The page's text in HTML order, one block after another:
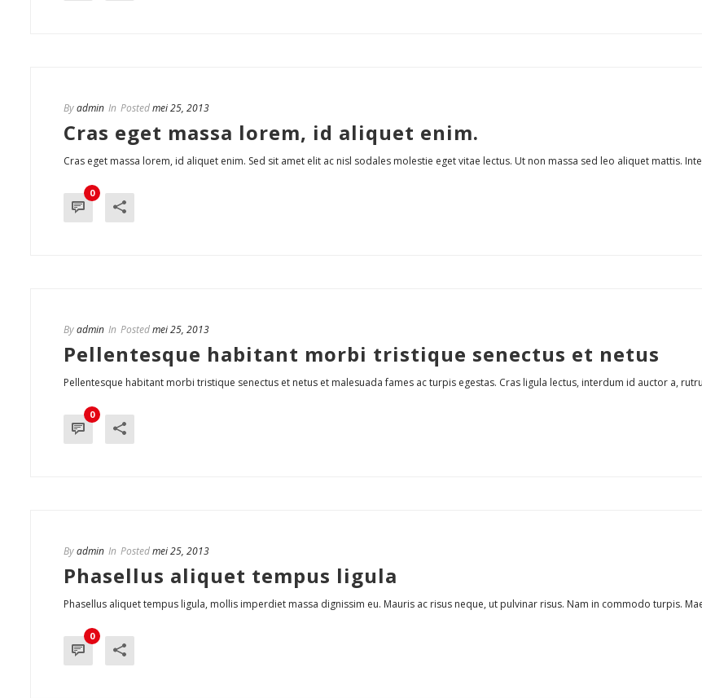
Byadmin In Postedmei 25, 2013
Cras eget massa lorem, id aliquet enim.
Cras eget massa lorem, id aliquet enim. Sed sit amet elit ac nisl sodales molestie eget vitae lectus. Ut non massa sed leo aliquet mattis.
0
Byadmin In Postedmei 25, 2013
Pellentesque habitant morbi tristique senectus et netus
Pellentesque habitant morbi tristique senectus et netus et malesuada fames ac turpis egestas. Cras ligula lectus, interdum id auctor a,
0
Byadmin In Postedmei 25, 2013
Phasellus aliquet tempus ligula
Phasellus aliquet tempus ligula, mollis imperdiet massa dignissim eu. Mauris ac risus neque, ut pulvinar risus. Nam in commodo turpis.
0